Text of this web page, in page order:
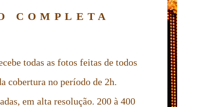
COMPLETA
todas as fotos feitas de todos
cobertura no período de 2h.
em alta resolução. 200 à 400